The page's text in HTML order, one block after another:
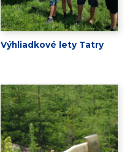
Výhliadkové lety Tatry